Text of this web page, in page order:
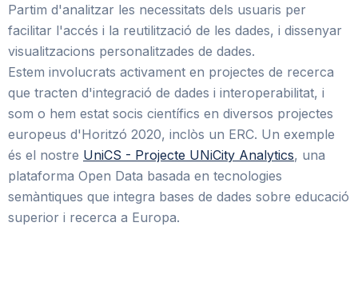
Partim d'analitzar les necessitats dels usuaris per
facilitar l'accés i la reutilització de les dades, i dissenyar
visualitzacions personalitzades de dades.
Estem involucrats activament en projectes de recerca
que tracten d'integració de dades i interoperabilitat, i
som o hem estat socis científics en diversos projectes
europeus d'Horitzó 2020, inclòs un ERC. Un exemple
és el nostre UniCS - Projecte UNiCity Analytics, una
plataforma Open Data basada en tecnologies
semàntiques que integra bases de dades sobre educació
superior i recerca a Europa.